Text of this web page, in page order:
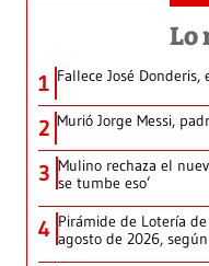
Lo
1 Fallece José
2 Murió Jorge Messi,
3 Mulino rechaza el
se tumbe eso’
4 Pirámide de Lotería
agosto de 2026,